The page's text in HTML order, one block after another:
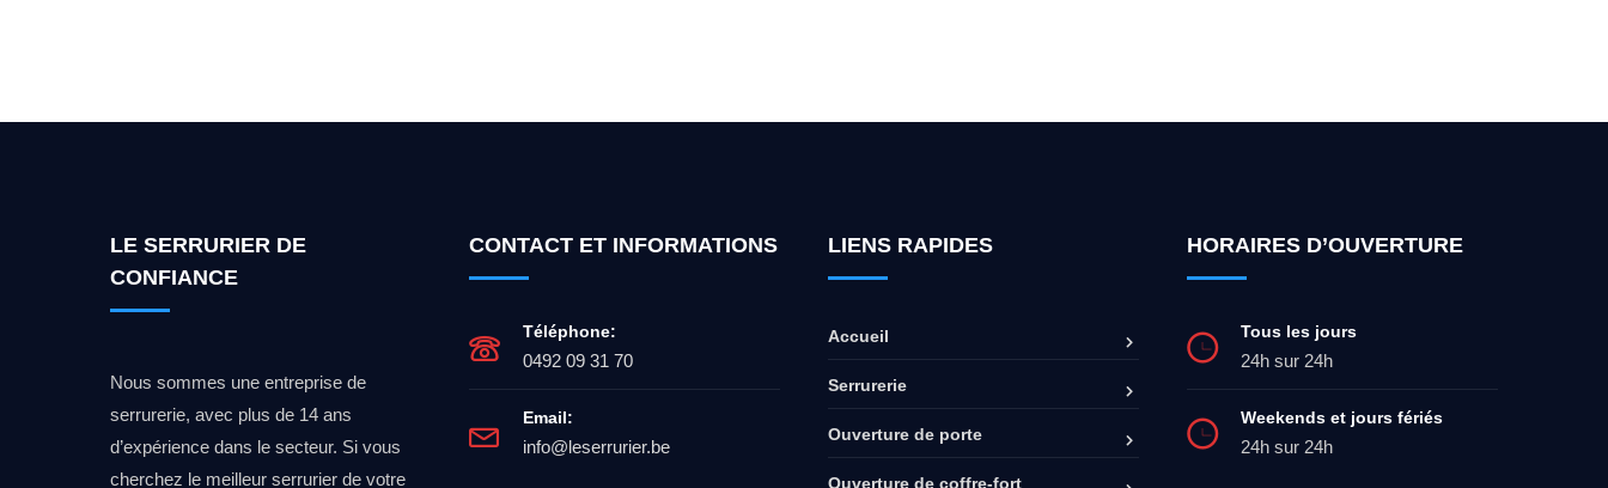
LE SERRURIER DE
CONFIANCE
Nous sommes une entreprise de
serrurerie, avec plus de 14 ans
d’expérience dans le secteur. Si vous
cherchez le meilleur serrurier de votre
CONTACT ET INFORMATIONS
Téléphone:
0492 09 31 70
Email:
info@leserrurier.be
LIENS RAPIDES
Accueil
Serrurerie
Ouverture de porte
Ouverture de coffre-fort
HORAIRES D’OUVERTURE
Tous les jours
24h sur 24h
Weekends et jours fériés
24h sur 24h